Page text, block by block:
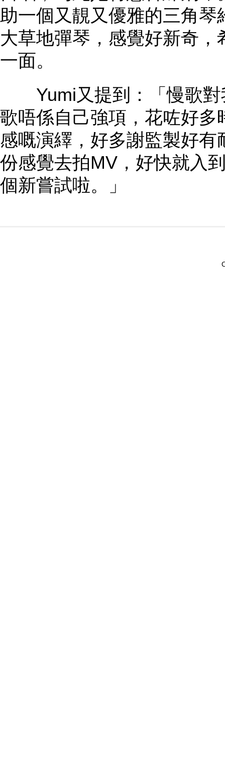
助一個又靚又優雅的三角
大草地彈琴，感覺好新奇
一面。
Yumi又提到：「慢歌對
歌唔係自己強項，花咗好
感嘅演繹，好多謝監製好
份感覺去拍MV，好快就入
個新嘗試啦。」